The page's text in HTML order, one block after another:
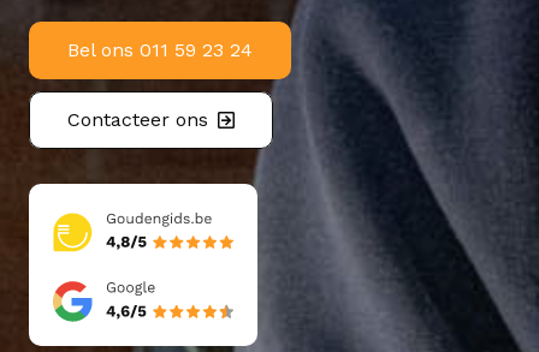
Bel ons 011 59 23 24
Contacteer ons